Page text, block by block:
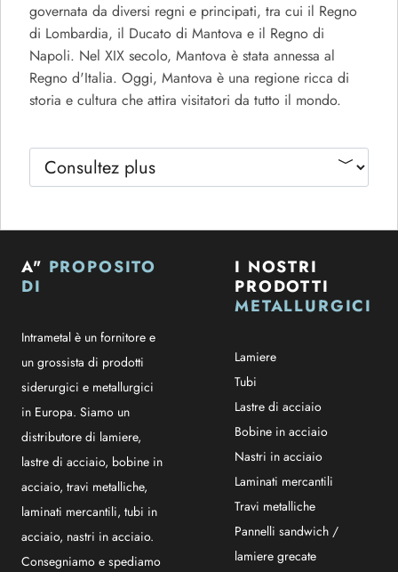
governata da diversi regni e principati, tra cui il Regno
di Lombardia, il Ducato di Mantova e il Regno di
Napoli. Nel XIX secolo, Mantova è stata annessa al
Regno d'Italia. Oggi, Mantova è una regione ricca di
storia e cultura che attira visitatori da tutto il mondo.
A" PROPOSITO
DI
Intrametal è un fornitore e
un grossista di prodotti
siderurgici e metallurgici
in Europa. Siamo un
distributore di lamiere,
lastre di acciaio, bobine in
acciaio, travi metalliche,
laminati mercantili, tubi in
acciaio, nastri in acciaio.
Consegniamo e spediamo
I NOSTRI
PRODOTTI
METALLURGICI
Lamiere
Tubi
Lastre di acciaio
Bobine in acciaio
Nastri in acciaio
Laminati mercantili
Travi metalliche
Pannelli sandwich /
lamiere grecate